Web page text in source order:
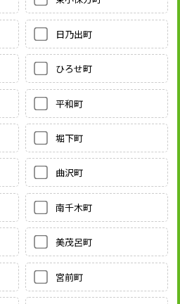
日乃出町
ひろせ町
平和町
堀下町
曲沢町
南千木町
美茂呂町
宮前町